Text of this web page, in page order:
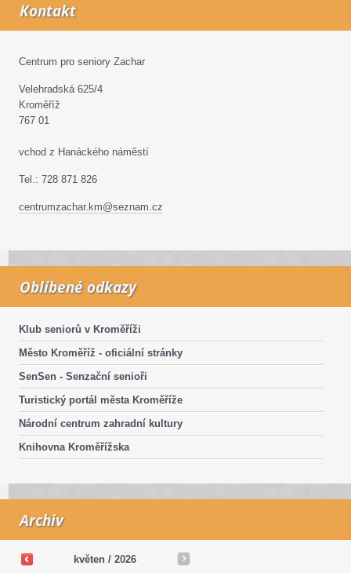
Kontakt
Centrum pro seniory Zachar
Velehradská 625/4
Kroměříž
767 01
vchod z Hanáckého náměstí
Tel.: 728 871 826
centrumzachar.km@seznam.cz
Oblíbené odkazy
Klub seniorů v Kroměříži
Město Kroměříž - oficiální stránky
SenSen - Senzační senioři
Turistický portál města Kroměříže
Národní centrum zahradní kultury
Knihovna Kroměřížska
Archiv
květen / 2026